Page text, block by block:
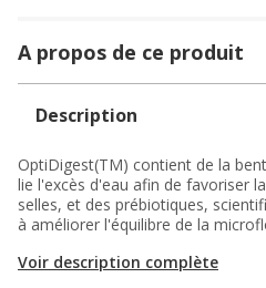
A propos de ce produit
Description
OptiDigest(TM) contient de la
lie l'excès d'eau afin de favoriser
selles, et des prébiotiques,
à améliorer l'équilibre de la
Voir description complète